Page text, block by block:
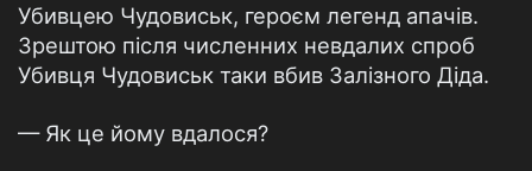
Убивцею Чудовиськ, героєм легенд апачів.
Зрештою після численних невдалих спроб
Убивця Чудовиськ таки вбив Залізного Діда.
— Як це йому вдалося?